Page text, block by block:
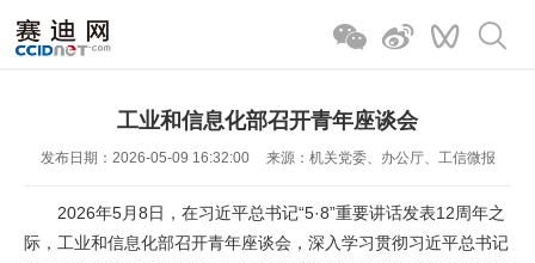
工业和信息化部召开青年座谈会
发布日期：2026-05-09 16:32:00 来源：机关党委、办公厅、工信微报
2026年5月8日，在习近平总书记“5·8”重要讲话发表12周年之
际，工业和信息化部召开青年座谈会，深入学习贯彻习近平总书记